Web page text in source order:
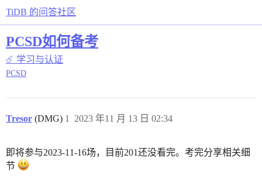
TiDB 的问答社区
PCSD如何备考
☄️ 学习与认证
PCSD
Tresor (DMG) 2023 年11 月 13 日 02:34
1
即将参与2023-11-16场，目前201还没看完。考完分享相关细
节